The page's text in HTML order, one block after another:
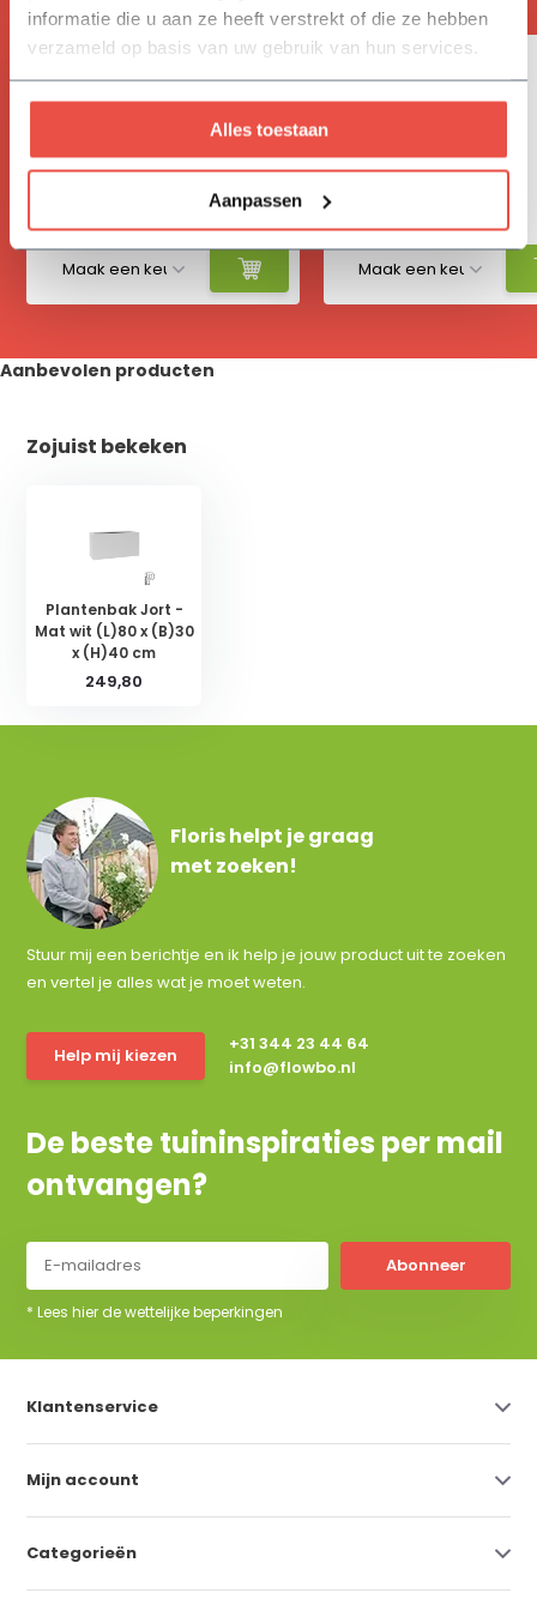
informatie die u aan ze heeft verstrekt of die ze hebben
verzameld op basis van uw gebruik van hun services.
Alles toestaan
Aanpassen
17,05 12,30
Aanbevolen producten
Zojuist bekeken
Plantenbak Jort -
Mat wit (L)80 x (B)30
x (H)40 cm
249,80
Floris helpt je graag
met zoeken!
Stuur mij een berichtje en ik help je jouw product uit te zoeken
en vertel je alles wat je moet weten.
Help mij kiezen
+31 344 23 44 64
info@flowbo.nl
De beste tuininspiraties per mail
ontvangen?
Abonneer
* Lees hier de wettelijke beperkingen
Klantenservice
Mijn account
Categorieën